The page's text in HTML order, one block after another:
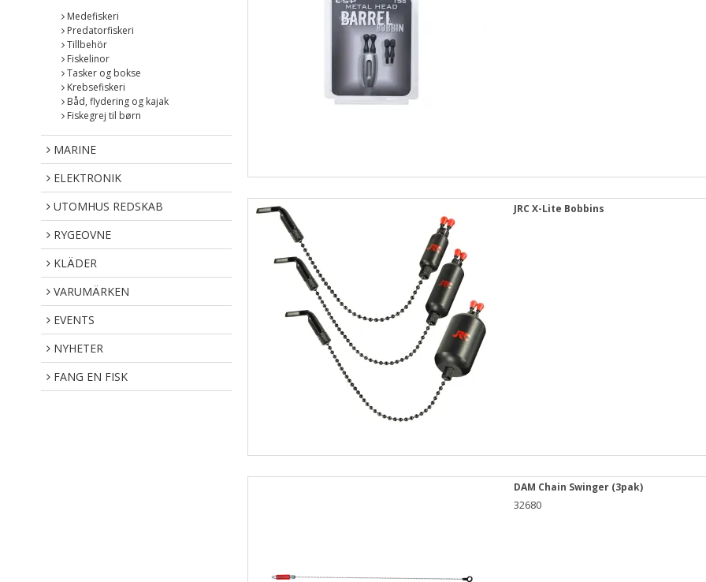
Medefiskeri
Predatorfiskeri
Tillbehör
Fiskelinor
Tasker og bokse
Krebsefiskeri
Båd, flydering og kajak
Fiskegrej til børn
MARINE
ELEKTRONIK
UTOMHUS REDSKAB
RYGEOVNE
KLÄDER
VARUMÄRKEN
EVENTS
NYHETER
FANG EN FISK
JRC X-Lite Bobbins
DAM Chain Swinger (3pak)
32680